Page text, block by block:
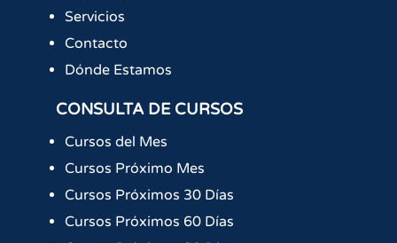
Servicios
Contacto
Dónde Estamos
CONSULTA DE CURSOS
Cursos del Mes
Cursos Próximo Mes
Cursos Próximos 30 Días
Cursos Próximos 60 Días